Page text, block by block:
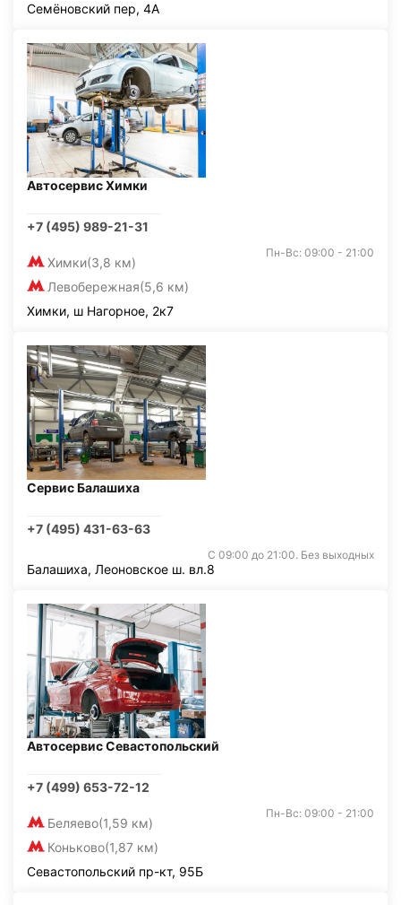
Семёновский пер, 4А
Автосервис Химки
+7 (495) 989-21-31
Химки(3,8 км)
Левобережная(5,6 км)
Пн-Вс: 09:00 - 21:00
Химки, ш Нагорное, 2к7
Сервис Балашиха
+7 (495) 431-63-63
С 09:00 до 21:00. Без выходных
Балашиха, Леоновское ш. вл.8
Автосервис Севастопольский
+7 (499) 653-72-12
Беляево(1,59 км)
Коньково(1,87 км)
Пн-Вс: 09:00 - 21:00
Севастопольский пр-кт, 95Б